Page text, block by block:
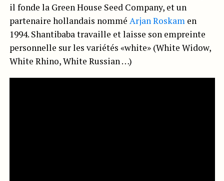
il fonde la Green House Seed Company, et un
partenaire hollandais nommé Arjan Roskamen
1994. Shantibaba travaille et laisse son empreinte
personnelle sur les variétés «white» (White Widow,
White Rhino, White Russian …)